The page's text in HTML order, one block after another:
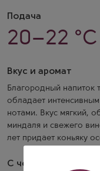
Подача
20–22 °C
Вкус и аромат
Благородный напиток
обладает
нотами. Вкус мягкий,
миндаля и свежего
лет придает коньяку
С чем сочетать?